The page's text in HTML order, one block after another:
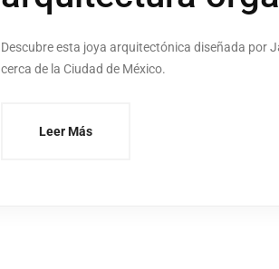
Descubre esta joya arquitectónica diseñada por
cerca de la Ciudad de México.
Leer Más